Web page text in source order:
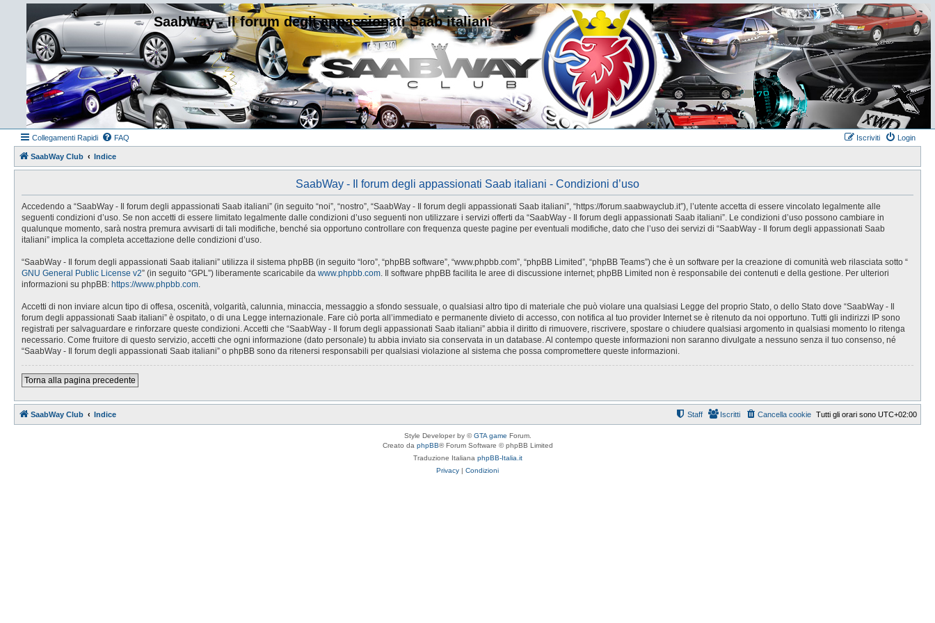
SaabWay - Il forum degli appassionati Saab italiani
Collegamenti Rapidi FAQ Login
Iscriviti
SaabWay Club Indice
SaabWay - Il forum degli appassionati Saab italiani - Condizioni d’uso
Accedendo a “SaabWay - Il forum degli appassionati Saab italiani” (in seguito “noi”, “nostro”, “SaabWay - Il forum degli appassionati Saab italiani”, “https://forum.saabwayclub.it”), l’utente accetta di essere vincolato legalmente alle
seguenti condizioni d’uso. Se non accetti di essere limitato legalmente dalle condizioni d’uso seguenti non utilizzare i servizi offerti da “SaabWay - Il forum degli appassionati Saab italiani”. Le condizioni d’uso possono cambiare in
qualunque momento, sarà nostra premura avvisarti di tali modifiche, benché sia opportuno controllare con frequenza queste pagine per eventuali modifiche, dato che l’uso dei servizi di “SaabWay - Il forum degli appassionati Saab
italiani” implica la completa accettazione delle condizioni d’uso.
“SaabWay - Il forum degli appassionati Saab italiani” utilizza il sistema phpBB (in seguito “loro”, “phpBB software”, “www.phpbb.com”, “phpBB Limited”, “phpBB Teams”) che è un software per la creazione di comunità web rilasciata sotto “
GNU General Public License v2” (in seguito “GPL”) liberamente scaricabile da www.phpbb.com. Il software phpBB facilita le aree di discussione internet; phpBB Limited non è responsabile dei contenuti e della gestione. Per ulteriori
informazioni su phpBB: https://www.phpbb.com.
Accetti di non inviare alcun tipo di offesa, oscenità, volgarità, calunnia, minaccia, messaggio a sfondo sessuale, o qualsiasi altro tipo di materiale che può violare una qualsiasi Legge del proprio Stato, o dello Stato dove “SaabWay - Il
forum degli appassionati Saab italiani” è ospitato, o di una Legge internazionale. Fare ciò porta all’immediato e permanente divieto di accesso, con notifica al tuo provider Internet se è ritenuto da noi opportuno. Tutti gli indirizzi IP sono
registrati per salvaguardare e rinforzare queste condizioni. Accetti che “SaabWay - Il forum degli appassionati Saab italiani” abbia il diritto di rimuovere, riscrivere, spostare o chiudere qualsiasi argomento in qualsiasi momento lo ritenga
necessario. Come fruitore di questo servizio, accetti che ogni informazione (dato personale) tu abbia inviato sia conservata in un database. Al contempo queste informazioni non saranno divulgate a nessuno senza il tuo consenso, né
“SaabWay - Il forum degli appassionati Saab italiani” o phpBB sono da ritenersi responsabili per qualsiasi violazione al sistema che possa compromettere queste informazioni.
Torna alla pagina precedente
SaabWay Club Indice Tutti gli orari sono UTC+02:00
Cancella cookie
Iscritti
Staff
Style Developer by ©GTA game Forum.
Creato da phpBB® Forum Software © phpBB Limited
Traduzione Italiana phpBB-Italia.it
Privacy | Condizioni